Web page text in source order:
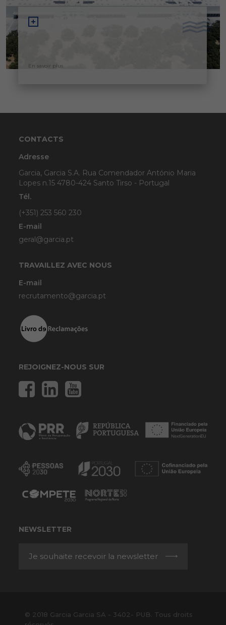
En savoir plus
CONTACTS
Adresse
Garcia, Garcia S.A. Rua Comendador António Maria
Lopes n.15 4780-424 Santo Tirso - Portugal
Tél.
(+351) 253 560 230
E-mail
geral@garcia.pt
TRAVAILLEZ AVEC NOUS
E-mail
recrutamento@garcia.pt
REJOIGNEZ-NOUS SUR
NEWSLETTER
Je souhaite recevoir la newsletter
© 2018 Garcia Garcia SA - 3402- PUB. Tous droits